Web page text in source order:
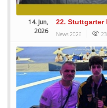
14. Jun,
2026
22. Stuttgarter
News 2026